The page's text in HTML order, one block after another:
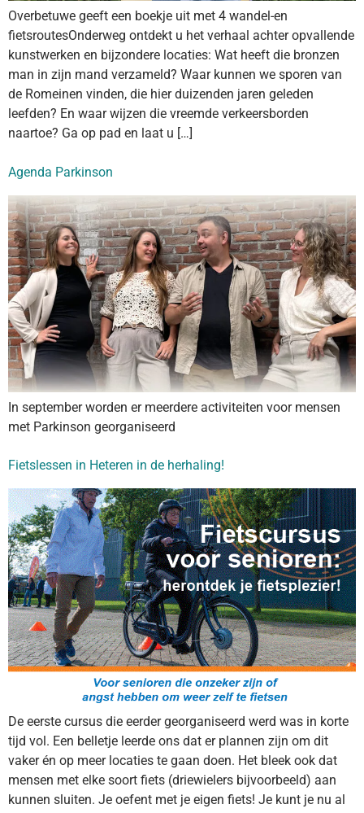
Overbetuwe geeft een boekje uit met 4 wandel-en
fietsroutesOnderweg ontdekt u het verhaal achter opvallende
kunstwerken en bijzondere locaties: Wat heeft die bronzen
man in zijn mand verzameld? Waar kunnen we sporen van
de Romeinen vinden, die hier duizenden jaren geleden
leefden? En waar wijzen die vreemde verkeersborden
naartoe? Ga op pad en laat u […]
Agenda Parkinson
In september worden er meerdere activiteiten voor mensen
met Parkinson georganiseerd
Fietslessen in Heteren in de herhaling!
De eerste cursus die eerder georganiseerd werd was in korte
tijd vol. Een belletje leerde ons dat er plannen zijn om dit
vaker én op meer locaties te gaan doen. Het bleek ook dat
mensen met elke soort fiets (driewielers bijvoorbeeld) aan
kunnen sluiten. Je oefent met je eigen fiets! Je kunt je nu al